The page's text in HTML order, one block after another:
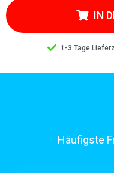
IN
1-3 Tage
Häufigste